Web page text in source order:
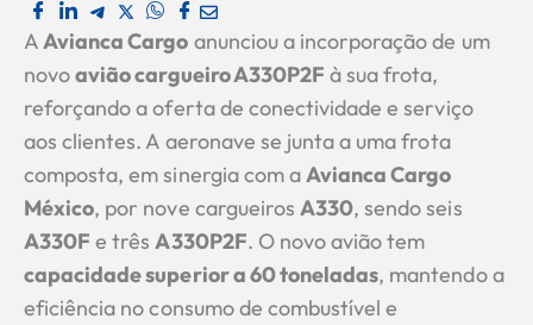
AAvianca Cargo anunciou a incorporação de um
novoavião cargueiro A330P2F à sua frota,
reforçando a oferta de conectividade e serviço
aos clientes. A aeronave se junta a uma frota
composta, em sinergia com aAvianca Cargo
México, por nove cargueiros A330, sendo seis
A330F e trêsA330P2F. O novo avião tem
capacidade superior a 60 toneladas, mantendo a
eficiência no consumo de combustível e